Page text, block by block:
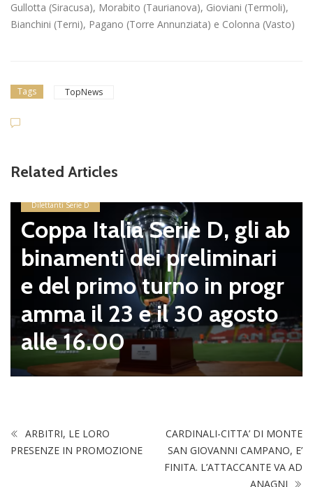
Gullotta (Siracusa), Morabito (Taurianova), Gioviani (Termoli),
Bianchini (Terni), Pagano (Torre Annunziata) e Colonna (Vasto)
Tags TopNews
Related Articles
Dilettanti Serie D
Coppa Italia Serie D, gli ab
binamenti dei preliminari
e del primo turno in progr
amma il 23 e il 30 agosto
alle 16.00
ARBITRI, LE LORO
PRESENZE IN PROMOZIONE
CARDINALI-CITTA’ DI MONTE
SAN GIOVANNI CAMPANO, E’
FINITA. L’ATTACCANTE VA AD
ANAGNI